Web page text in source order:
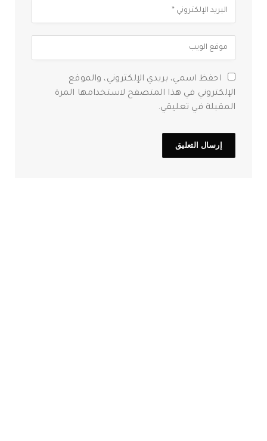
احفظ اسمي، بريدي الإلكتروني، والموقع
الإلكتروني في هذا المتصفح لاستخدامها المرة
المقبلة في تعليقي.